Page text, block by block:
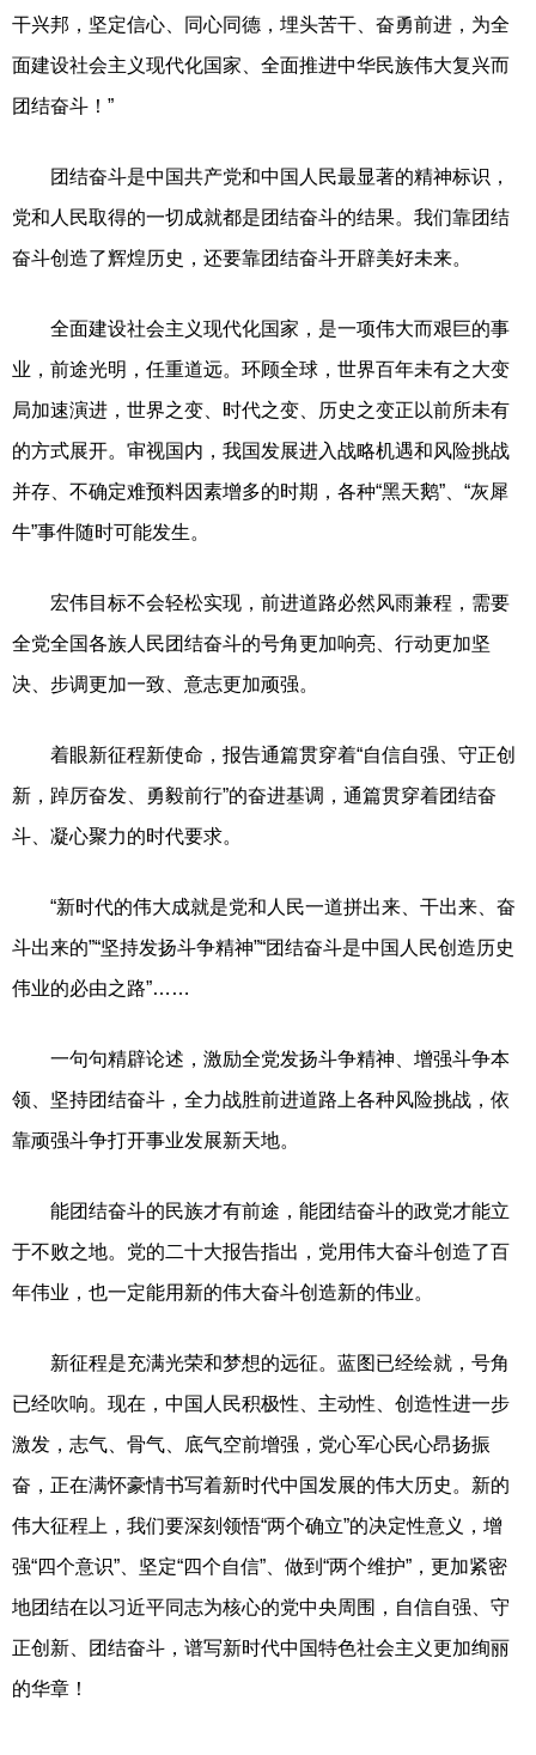
干兴邦，坚定信心、同心同德，埋头苦干、奋勇前进，为全
面建设社会主义现代化国家、全面推进中华民族伟大复兴而
团结奋斗！”
团结奋斗是中国共产党和中国人民最显著的精神标识，
党和人民取得的一切成就都是团结奋斗的结果。我们靠团结
奋斗创造了辉煌历史，还要靠团结奋斗开辟美好未来。
全面建设社会主义现代化国家，是一项伟大而艰巨的事
业，前途光明，任重道远。环顾全球，世界百年未有之大变
局加速演进，世界之变、时代之变、历史之变正以前所未有
的方式展开。审视国内，我国发展进入战略机遇和风险挑战
并存、不确定难预料因素增多的时期，各种“黑天鹅”、“灰犀
牛”事件随时可能发生。
宏伟目标不会轻松实现，前进道路必然风雨兼程，需要
全党全国各族人民团结奋斗的号角更加响亮、行动更加坚
决、步调更加一致、意志更加顽强。
着眼新征程新使命，报告通篇贯穿着“自信自强、守正创
新，踔厉奋发、勇毅前行”的奋进基调，通篇贯穿着团结奋
斗、凝心聚力的时代要求。
“新时代的伟大成就是党和人民一道拼出来、干出来、奋
斗出来的”“坚持发扬斗争精神”“团结奋斗是中国人民创造历史
伟业的必由之路”……
一句句精辟论述，激励全党发扬斗争精神、增强斗争本
领、坚持团结奋斗，全力战胜前进道路上各种风险挑战，依
靠顽强斗争打开事业发展新天地。
能团结奋斗的民族才有前途，能团结奋斗的政党才能立
于不败之地。党的二十大报告指出，党用伟大奋斗创造了百
年伟业，也一定能用新的伟大奋斗创造新的伟业。
新征程是充满光荣和梦想的远征。蓝图已经绘就，号角
已经吹响。现在，中国人民积极性、主动性、创造性进一步
激发，志气、骨气、底气空前增强，党心军心民心昂扬振
奋，正在满怀豪情书写着新时代中国发展的伟大历史。新的
伟大征程上，我们要深刻领悟“两个确立”的决定性意义，增
强“四个意识”、坚定“四个自信”、做到“两个维护”，更加紧密
地团结在以习近平同志为核心的党中央周围，自信自强、守
正创新、团结奋斗，谱写新时代中国特色社会主义更加绚丽
的华章！